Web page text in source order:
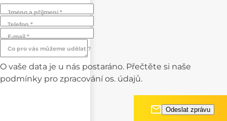
Jméno a příjmení *
Telefon *
E-mail *
Co pro vás můžeme udělat ?
O vaše data je u nás postaráno. Přečtěte si naše
podmínky pro zpracování os. údajů.